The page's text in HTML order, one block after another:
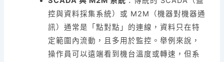
控與資料採集系統）或 M2M（機器對機器通
訊）通常是「點對點」的連線，資料只在特
定範圍內流動，且多用於監控。舉例來說，
操作員可以遠端看到機台溫度或轉速，但系